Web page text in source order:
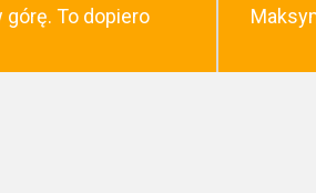
górę. To dopiero